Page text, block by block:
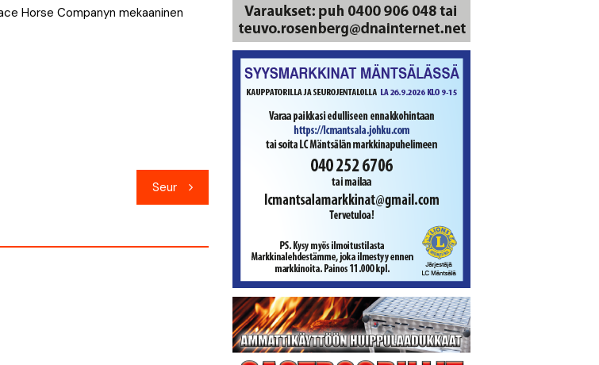
Horse Companyn mekaaninen
Seur